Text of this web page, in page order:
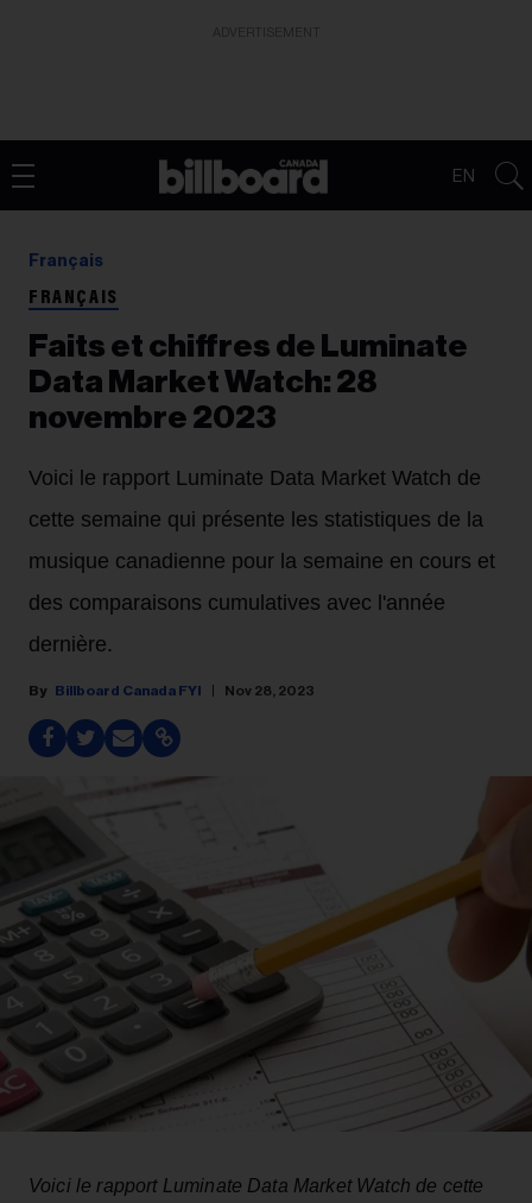
EN
Français
FRANÇAIS
Faits et chiffres de Luminate
Data Market Watch: 28
novembre 2023
Voici le rapport Luminate Data Market Watch de
cette semaine qui présente les statistiques de la
musique canadienne pour la semaine en cours et
des comparaisons cumulatives avec l'année
dernière.
Billboard Canada FYI Nov 28, 2023
Voici le rapport Luminate Data Market Watch de cette